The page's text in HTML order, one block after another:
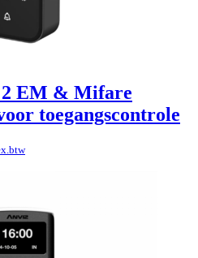
EM & Mifare
toegangscontrole